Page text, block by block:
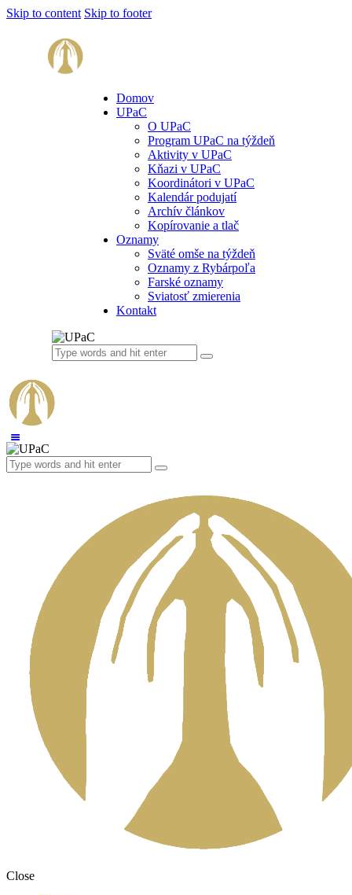
Skip to content Skip to footer
Domov
UPaC
O UPaC
Program UPaC na týždeň
Aktivity v UPaC
Kňazi v UPaC
Koordinátori v UPaC
Kalendár podujatí
Archív článkov
Kopírovanie a tlač
Oznamy
Sväté omše na týždeň
Oznamy z Rybárpoľa
Farské oznamy
Sviatosť zmierenia
Kontakt
Close